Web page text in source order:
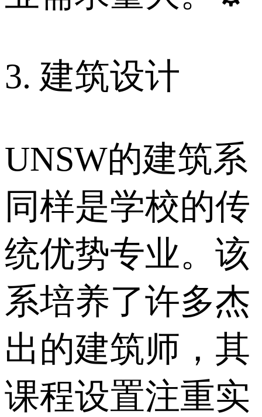
3. 建筑设计
UNSW的建筑系
同样是学校的传
统优势专业。该
系培养了许多杰
出的建筑师，其
课程设置注重实